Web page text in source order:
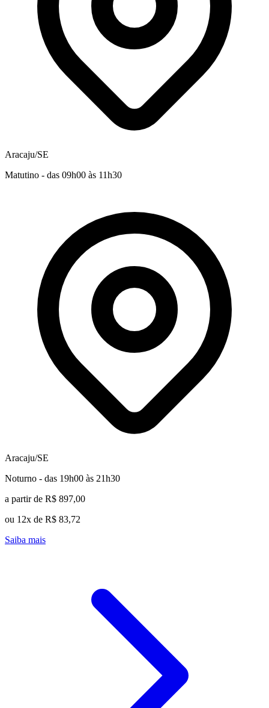
Aracaju/SE
Matutino - das 09h00 às 11h30
Aracaju/SE
Noturno - das 19h00 às 21h30
a partir de R$ 897,00
ou 12x de R$ 83,72
Saiba mais